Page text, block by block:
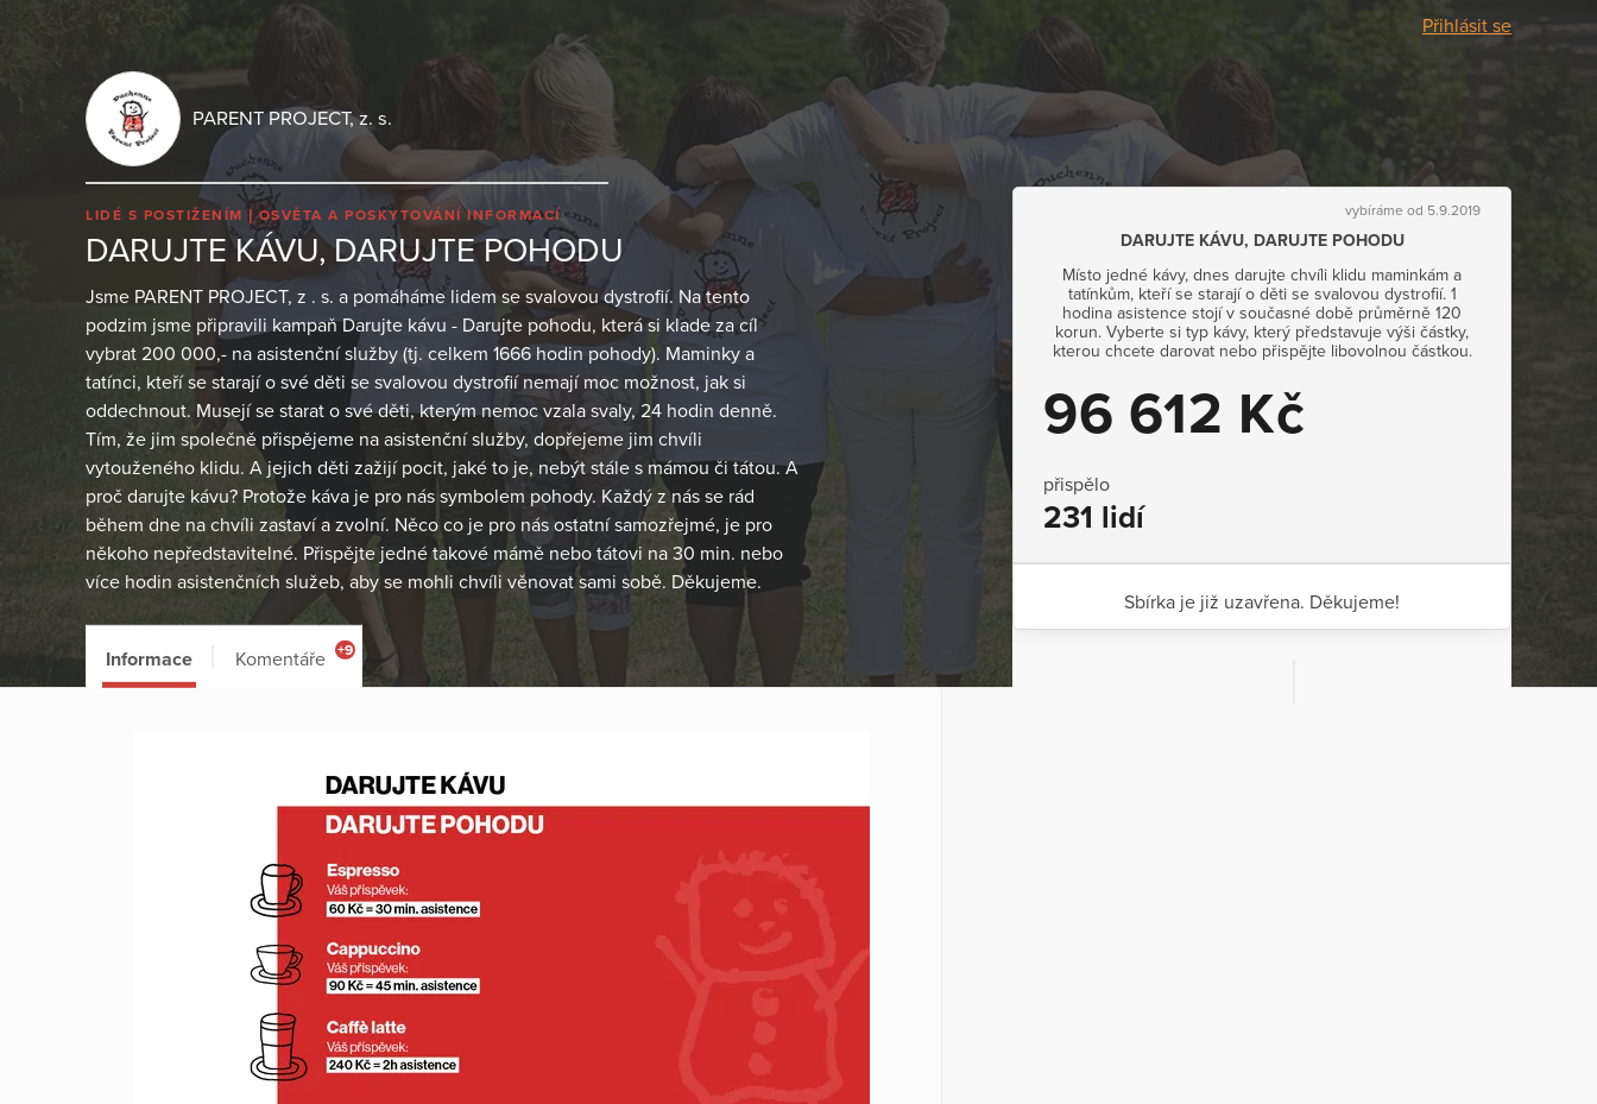
Přihlásit se
PARENT PROJECT, z. s.
LIDÉ S POSTIŽENÍM OSVĚTA A POSKYTOVÁNÍ INFORMACÍ
DARUJTE KÁVU, DARUJTE POHODU
Jsme PARENT PROJECT, z . s. a pomáháme lidem se svalovou dystrofií. Na tento
podzim jsme připravili kampaň Darujte kávu - Darujte pohodu, která si klade za cíl
vybrat 200 000,- na asistenční služby (tj. celkem 1666 hodin pohody). Maminky a
tatínci, kteří se starají o své děti se svalovou dystrofií nemají moc možnost, jak si
oddechnout. Musejí se starat o své děti, kterým nemoc vzala svaly, 24 hodin denně.
Tím, že jim společně přispějeme na asistenční služby, dopřejeme jim chvíli
vytouženého klidu. A jejich děti zažijí pocit, jaké to je, nebýt stále s mámou či tátou. A
proč darujte kávu? Protože káva je pro nás symbolem pohody. Každý z nás se rád
během dne na chvíli zastaví a zvolní. Něco co je pro nás ostatní samozřejmé, je pro
někoho nepředstavitelné. Přispějte jedné takové mámě nebo tátovi na 30 min. nebo
více hodin asistenčních služeb, aby se mohli chvíli věnovat sami sobě. Děkujeme.
vybíráme od 5.9.2019
DARUJTE KÁVU, DARUJTE POHODU
Místo jedné kávy, dnes darujte chvíli klidu maminkám a
tatínkům, kteří se starají o děti se svalovou dystrofií. 1
hodina asistence stojí v současné době průměrně 120
korun. Vyberte si typ kávy, který představuje výši částky,
kterou chcete darovat nebo přispějte libovolnou částkou.
96 612 Kč
přispělo
231 lidí
Sbírka je již uzavřena. Děkujeme!
Informace Komentáře +9